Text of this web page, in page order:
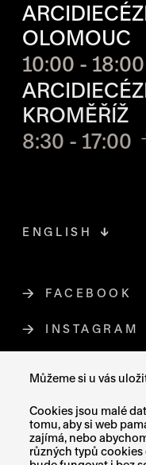
Můžeme si u vás
Cookies jsou malé
tomu, aby si web
zajímá, nebo
různých typů cookies
OLOMOUC
10:00 - 18:00
KROMĚŘÍŽ
8:30 - 17:00
FACEBOOK
ODKAZ
INSTAGRAM
ENGLISH